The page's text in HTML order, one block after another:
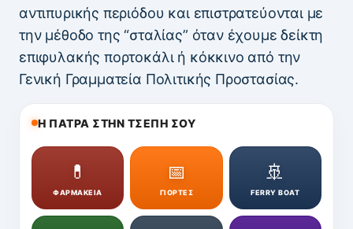
αντιπυρικής περιόδου και επιστρατεύονται με
την μέθοδο της “σταλίας” όταν έχουμε δείκτη
επιφυλακής πορτοκάλι ή κόκκινο από την
Γενική Γραμματεία Πολιτικής Προστασίας.
Η ΠΑΤΡΑ ΣΤΗΝ ΤΣΕΠΗ ΣΟΥ
💊
ΦΑΡΜΑΚΕΙΑ
📅
ΓΙΟΡΤΕΣ
🚢
FERRY BOAT